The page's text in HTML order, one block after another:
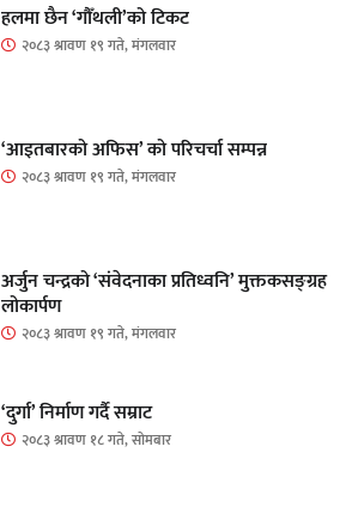
हलमा छैन ‘गौँथली’को टिकट
२०८३ श्रावण १९ गते, मंगलवार
‘आइतबारको अफिस’ को परिचर्चा सम्पन्न
२०८३ श्रावण १९ गते, मंगलवार
अर्जुन चन्द्रको ‘संवेदनाका प्रतिध्वनि’ मुक्तकसङ्ग्रह
लोकार्पण
२०८३ श्रावण १९ गते, मंगलवार
‘दुर्गा’ निर्माण गर्दै सम्राट
२०८३ श्रावण १८ गते, सोमबार